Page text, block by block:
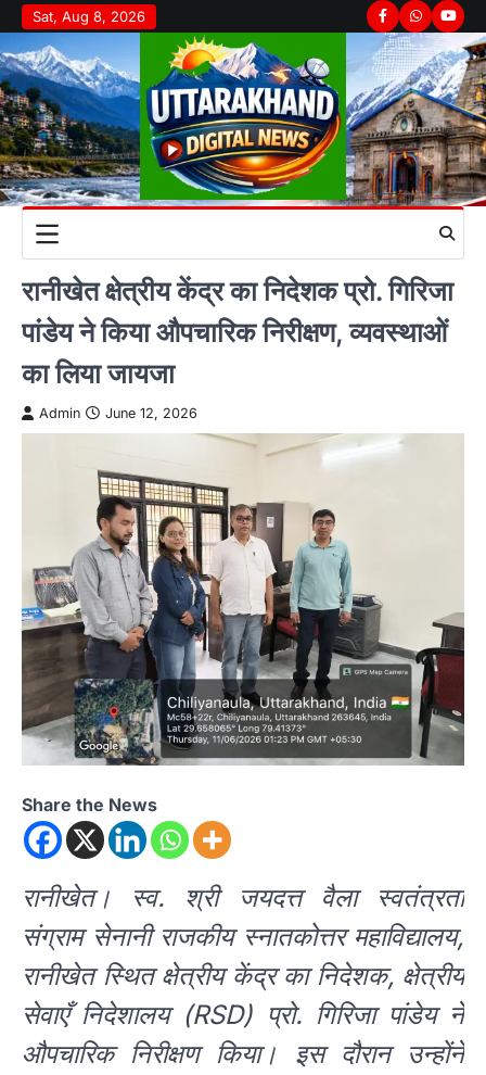
Skip
to
content
Sat, Aug 8, 2026 Facebook
Whatsapp
रानीखेत क्षेत्रीय केंद्र का निदेशक प्रो. गिरिजा
पांडेय ने किया औपचारिक निरीक्षण, व्यवस्थाओं
का लिया जायजा
Admin June 12, 2026
Share the News
रानीखेत। स्व. श्री जयदत्त वैला स्वतंत्रता
संग्राम सेनानी राजकीय स्नातकोत्तर महाविद्यालय,
रानीखेत स्थित क्षेत्रीय केंद्र का निदेशक, क्षेत्रीय
सेवाएँ निदेशालय (RSD) प्रो. गिरिजा पांडेय ने
औपचारिक निरीक्षण किया। इस दौरान उन्होंने